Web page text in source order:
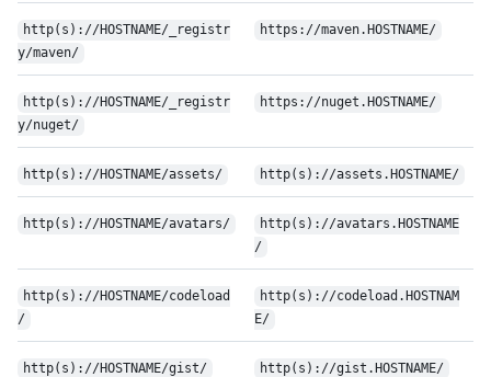
http(s)://HOSTNAME/_registr
y/maven/
https://maven.HOSTNAME/
http(s)://HOSTNAME/_registr
y/nuget/
https://nuget.HOSTNAME/
http(s)://HOSTNAME/assets/ http(s)://assets.HOSTNAME/
http(s)://HOSTNAME/avatars/
http(s)://avatars.HOSTNAME
/
http(s)://HOSTNAME/codeload
/
http(s)://codeload.HOSTNAM
E/
http(s)://HOSTNAME/gist/ http(s)://gist.HOSTNAME/